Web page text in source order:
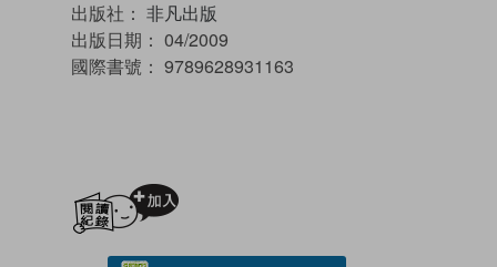
出版社： 非凡出版
出版日期： 04/2009
國際書號： 9789628931163